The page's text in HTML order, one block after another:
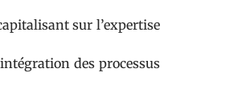
sur l’expertise
des processus